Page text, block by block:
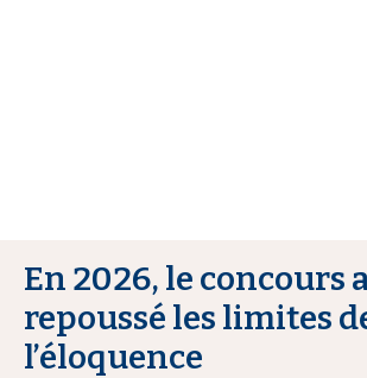
En 2026, le concours
repoussé les limites
l’éloquence